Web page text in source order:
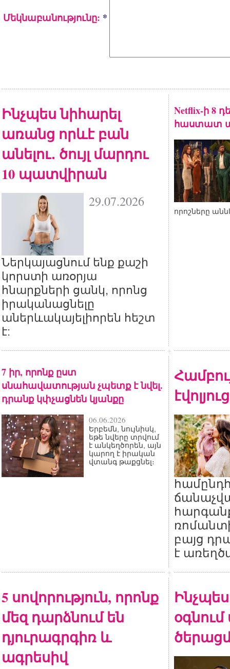
Մեկնաբանությունը: *
Ինչպես նիհարել
առանց որևէ բան
անելու․ ծույլ մարդու
10 պատվիրան
29.07.2026
Ներկայացնում ենք քաշի
կորստի առօրյա
հնարքների ցանկ, որոնց
իրականացնելը
աներևակայելիորեն հեշտ
է:
Netflix-ի 8
հաստատ
որոշները
7 իր, որոնք ըստ
սնահավատության չպետք է նվել.
դրանք կփչացնեն կյանքը
06.06.2026
Երբեմն, նույնիսկ,
եթե նվերը տրվում
է անկեղծորեն, այն
կարող է իրական
վտանգ թաքցնել։
բայց
է
5 սովորություն, որոնք
մեզ դարձնում են
դյուրագրգիռ և
ագրեսիվ